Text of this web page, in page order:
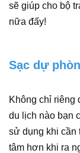
sẽ giúp cho bộ
nữa đấy!
Sạc dự
Không chỉ riêng
du lịch nào bạn
sử dụng khi cần
tâm hơn khi ra